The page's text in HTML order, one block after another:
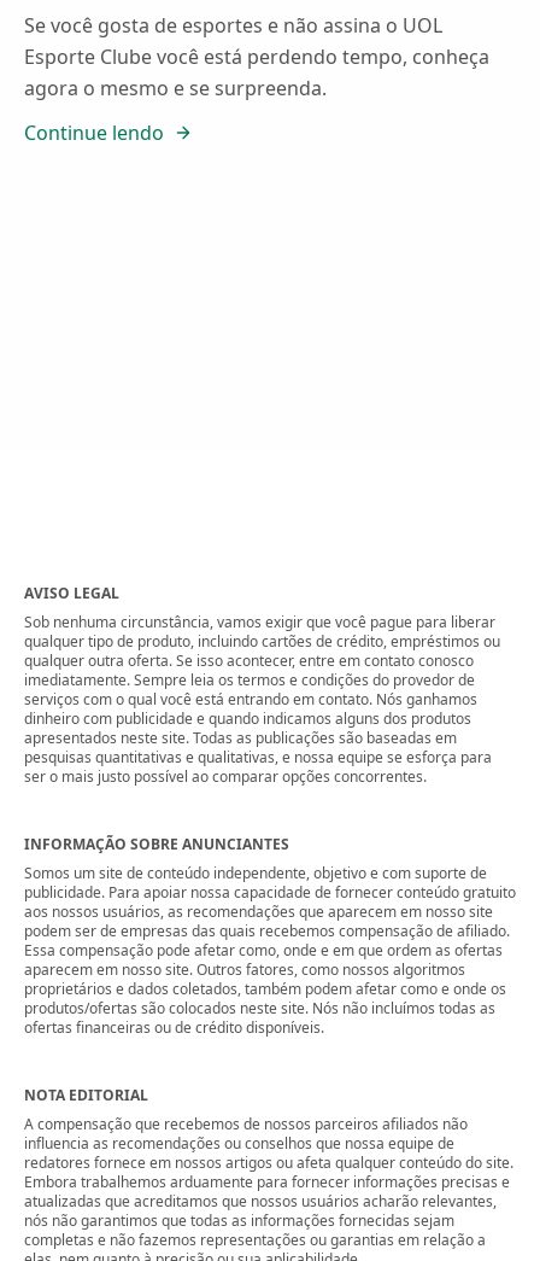
Se você gosta de esportes e não assina o UOL
Esporte Clube você está perdendo tempo, conheça
agora o mesmo e se surpreenda.
Continue lendo
AVISO LEGAL
Sob nenhuma circunstância, vamos exigir que você pague para liberar
qualquer tipo de produto, incluindo cartões de crédito, empréstimos ou
qualquer outra oferta. Se isso acontecer, entre em contato conosco
imediatamente. Sempre leia os termos e condições do provedor de
serviços com o qual você está entrando em contato. Nós ganhamos
dinheiro com publicidade e quando indicamos alguns dos produtos
apresentados neste site. Todas as publicações são baseadas em
pesquisas quantitativas e qualitativas, e nossa equipe se esforça para
ser o mais justo possível ao comparar opções concorrentes.
INFORMAÇÃO SOBRE ANUNCIANTES
Somos um site de conteúdo independente, objetivo e com suporte de
publicidade. Para apoiar nossa capacidade de fornecer conteúdo gratuito
aos nossos usuários, as recomendações que aparecem em nosso site
podem ser de empresas das quais recebemos compensação de afiliado.
Essa compensação pode afetar como, onde e em que ordem as ofertas
aparecem em nosso site. Outros fatores, como nossos algoritmos
proprietários e dados coletados, também podem afetar como e onde os
produtos/ofertas são colocados neste site. Nós não incluímos todas as
ofertas financeiras ou de crédito disponíveis.
NOTA EDITORIAL
A compensação que recebemos de nossos parceiros afiliados não
influencia as recomendações ou conselhos que nossa equipe de
redatores fornece em nossos artigos ou afeta qualquer conteúdo do site.
Embora trabalhemos arduamente para fornecer informações precisas e
atualizadas que acreditamos que nossos usuários acharão relevantes,
nós não garantimos que todas as informações fornecidas sejam
completas e não fazemos representações ou garantias em relação a